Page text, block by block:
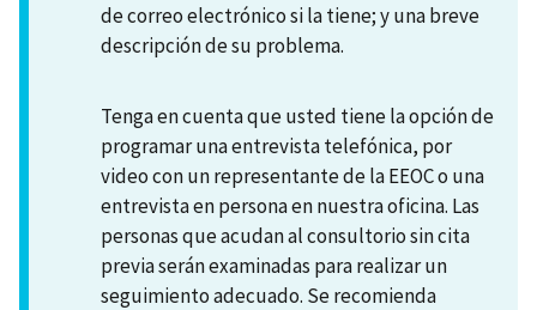
de correo electrónico si la tiene; y una breve
descripción de su problema.
Tenga en cuenta que usted tiene la opción de
programar una entrevista telefónica, por
video con un representante de la EEOC o una
entrevista en persona en nuestra oficina. Las
personas que acudan al consultorio sin cita
previa serán examinadas para realizar un
seguimiento adecuado. Se recomienda